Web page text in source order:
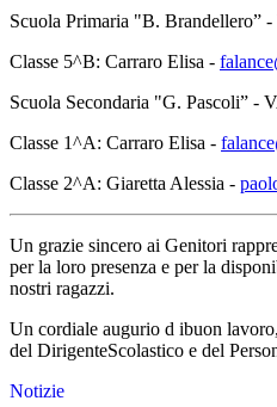
Scuola Primaria "B.
Classe 5^B: Carraro Elisa -
Scuola Secondaria "G. Pascoli”
Classe 1^A: Carraro Elisa -
Classe 2^A: Giaretta Alessia -
Un grazie sincero ai Genitori
per la loro presenza e per la
nostri ragazzi.
Un cordiale augurio d ibuon
del DirigenteScolastico e del
Notizie